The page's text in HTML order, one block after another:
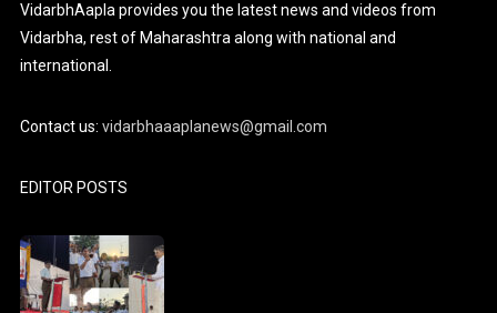
VidarbhAapla provides you the latest news and videos from
Vidarbha, rest of Maharashtra along with national and
international.
Contact us:vidarbhaaaplanews@gmail.com
EDITOR POSTS